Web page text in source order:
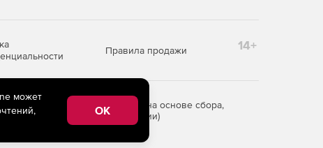
Правила продажи 14+
предоставления информации на основе сбора,
Российской Федерации)
может
OK